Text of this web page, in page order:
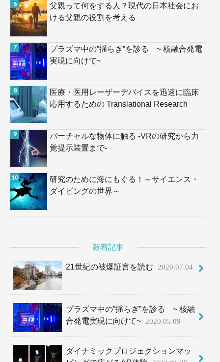
父親って何をする人？現代の日本社会にお
ける父親の役割を考える
プラズマ中の”揺らぎ”を診る ~ 核融合発電
実現に向けて~
医療・医用レーザーデバイスを迅速に臨床
応用するための Translational Research
バーチャルな物体に触る -VRの研究から力
覚提示装置まで-
研究のために海にもぐる！～サイエンス・
ダイビングの世界～
新着記事
21世紀の被爆証言を読む 2020.07.04
プラズマ中の”揺らぎ”を診る ~ 核融
合発電実現に向けて~
2020.05.09
ダイナミックプロジェクションマッ